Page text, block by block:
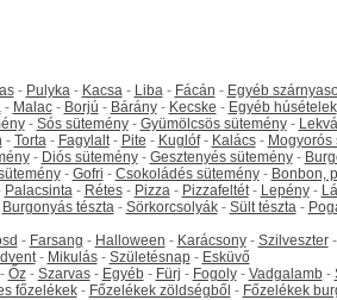
- Pulyka- Kacsa- Liba- Fácán - Egyéb
- Malac- Borjú - Bárány- Kecske - Egyéb húsételek
- Sós sütemény- Gyümölcsös sütemény-
- Torta- Fagylalt- Pite - Kuglóf- Kalács- Mogyorós
- Diós sütemény- Gesztenyés sütemény-
- Gofri - Csokoládés sütemény- Bonbon,
Palacsinta- Rétes- Pizza- Pizzafeltét- Lepény-
Burgonyás tészta- Sörkorcsolyák- Sült tészta-
- Farsang - Halloween - Karácsony- Szilveszter-
- Mikulás- Születésnap- Esküvő
Őz- Szarvas- Egyéb- Fürj - Fogoly- Vadgalamb-
főzelékek- Főzelékek zöldségből - Főzelékek